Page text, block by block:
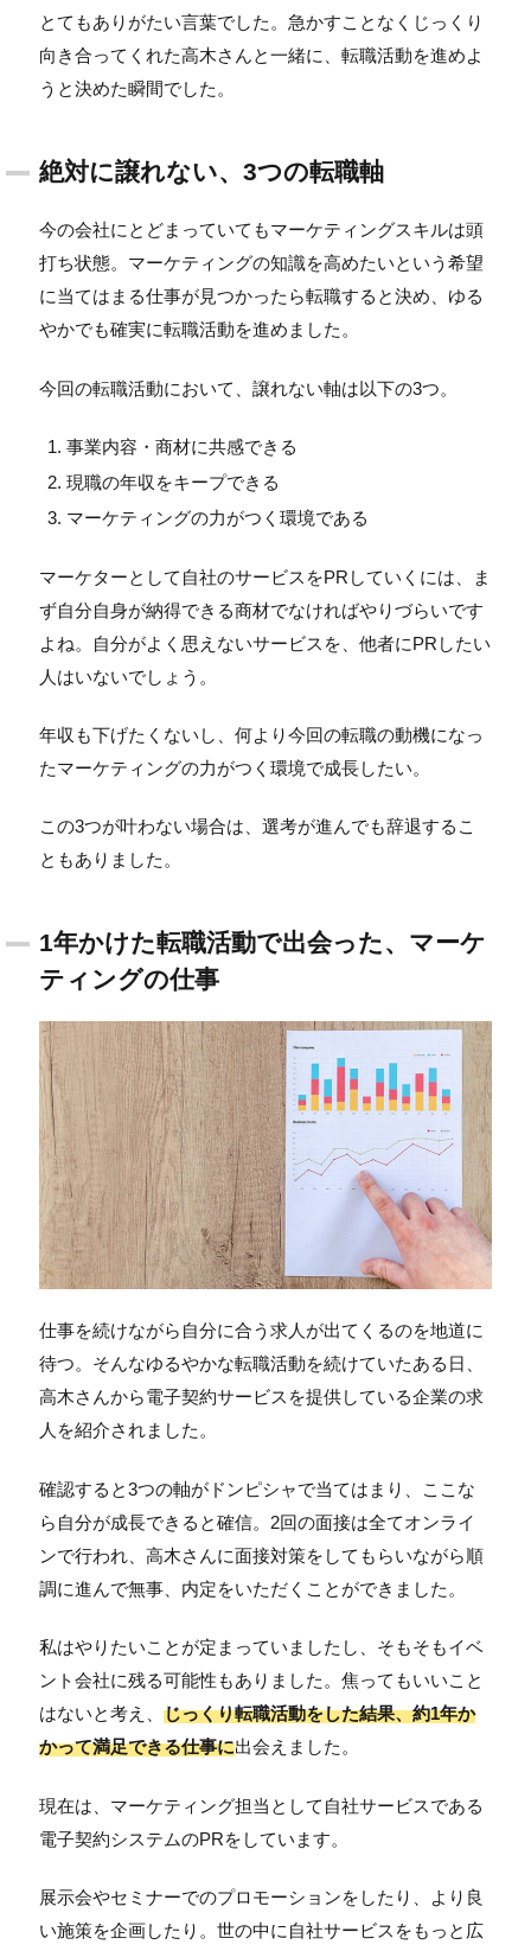
とてもありがたい言葉でした。急かすことなくじっくり
向き合ってくれた高木さんと一緒に、転職活動を進めよ
うと決めた瞬間でした。
絶対に譲れない、3つの転職軸
今の会社にとどまっていてもマーケティングスキルは頭
打ち状態。マーケティングの知識を高めたいという希望
に当てはまる仕事が見つかったら転職すると決め、ゆる
やかでも確実に転職活動を進めました。
今回の転職活動において、譲れない軸は以下の3つ。
事業内容・商材に共感できる
現職の年収をキープできる
マーケティングの力がつく環境である
マーケターとして自社のサービスをPRしていくには、ま
ず自分自身が納得できる商材でなければやりづらいです
よね。自分がよく思えないサービスを、他者にPRしたい
人はいないでしょう。
年収も下げたくないし、何より今回の転職の動機になっ
たマーケティングの力がつく環境で成長したい。
この3つが叶わない場合は、選考が進んでも辞退するこ
ともありました。
1年かけた転職活動で出会った、マーケ
ティングの仕事
仕事を続けながら自分に合う求人が出てくるのを地道に
待つ。そんなゆるやかな転職活動を続けていたある日、
高木さんから電子契約サービスを提供している企業の求
人を紹介されました。
確認すると3つの軸がドンピシャで当てはまり、ここな
ら自分が成長できると確信。2回の面接は全てオンライ
ンで行われ、高木さんに面接対策をしてもらいながら順
調に進んで無事、内定をいただくことができました。
私はやりたいことが定まっていましたし、そもそもイベ
ント会社に残る可能性もありました。焦ってもいいこと
はないと考え、じっくり転職活動をした結果、約1年か
かって満足できる仕事に出会えました。
現在は、マーケティング担当として自社サービスである
電子契約システムのPRをしています。
展示会やセミナーでのプロモーションをしたり、より良
い施策を企画したり。世の中に自社サービスをもっと広